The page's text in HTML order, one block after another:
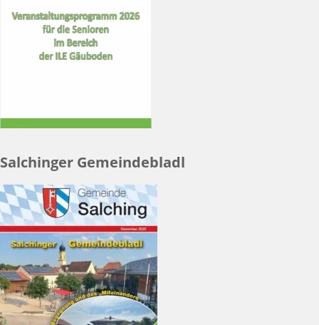
Salchinger Gemeindebladl